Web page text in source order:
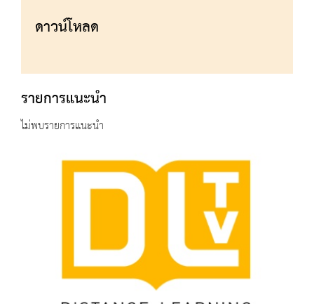
ดาวน์โหลด
รายการแนะนำ
ไม่พบรายการแนะนำ